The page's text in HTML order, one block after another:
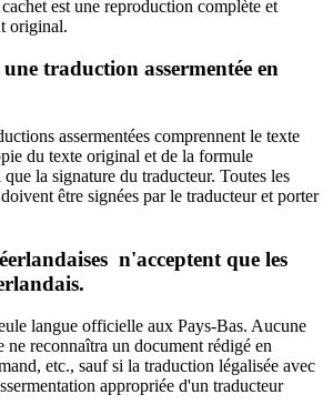
est une reproduction complète et
original.
traduction assermentée en
assermentées comprennent le texte
du texte original et de la formule
la signature du traducteur. Toutes les
être signées par le traducteur et porter
n'acceptent que les
langue officielle aux Pays-Bas. Aucune
ne reconnaîtra un document rédigé en
etc., sauf si la traduction légalisée avec
appropriée d'un traducteur